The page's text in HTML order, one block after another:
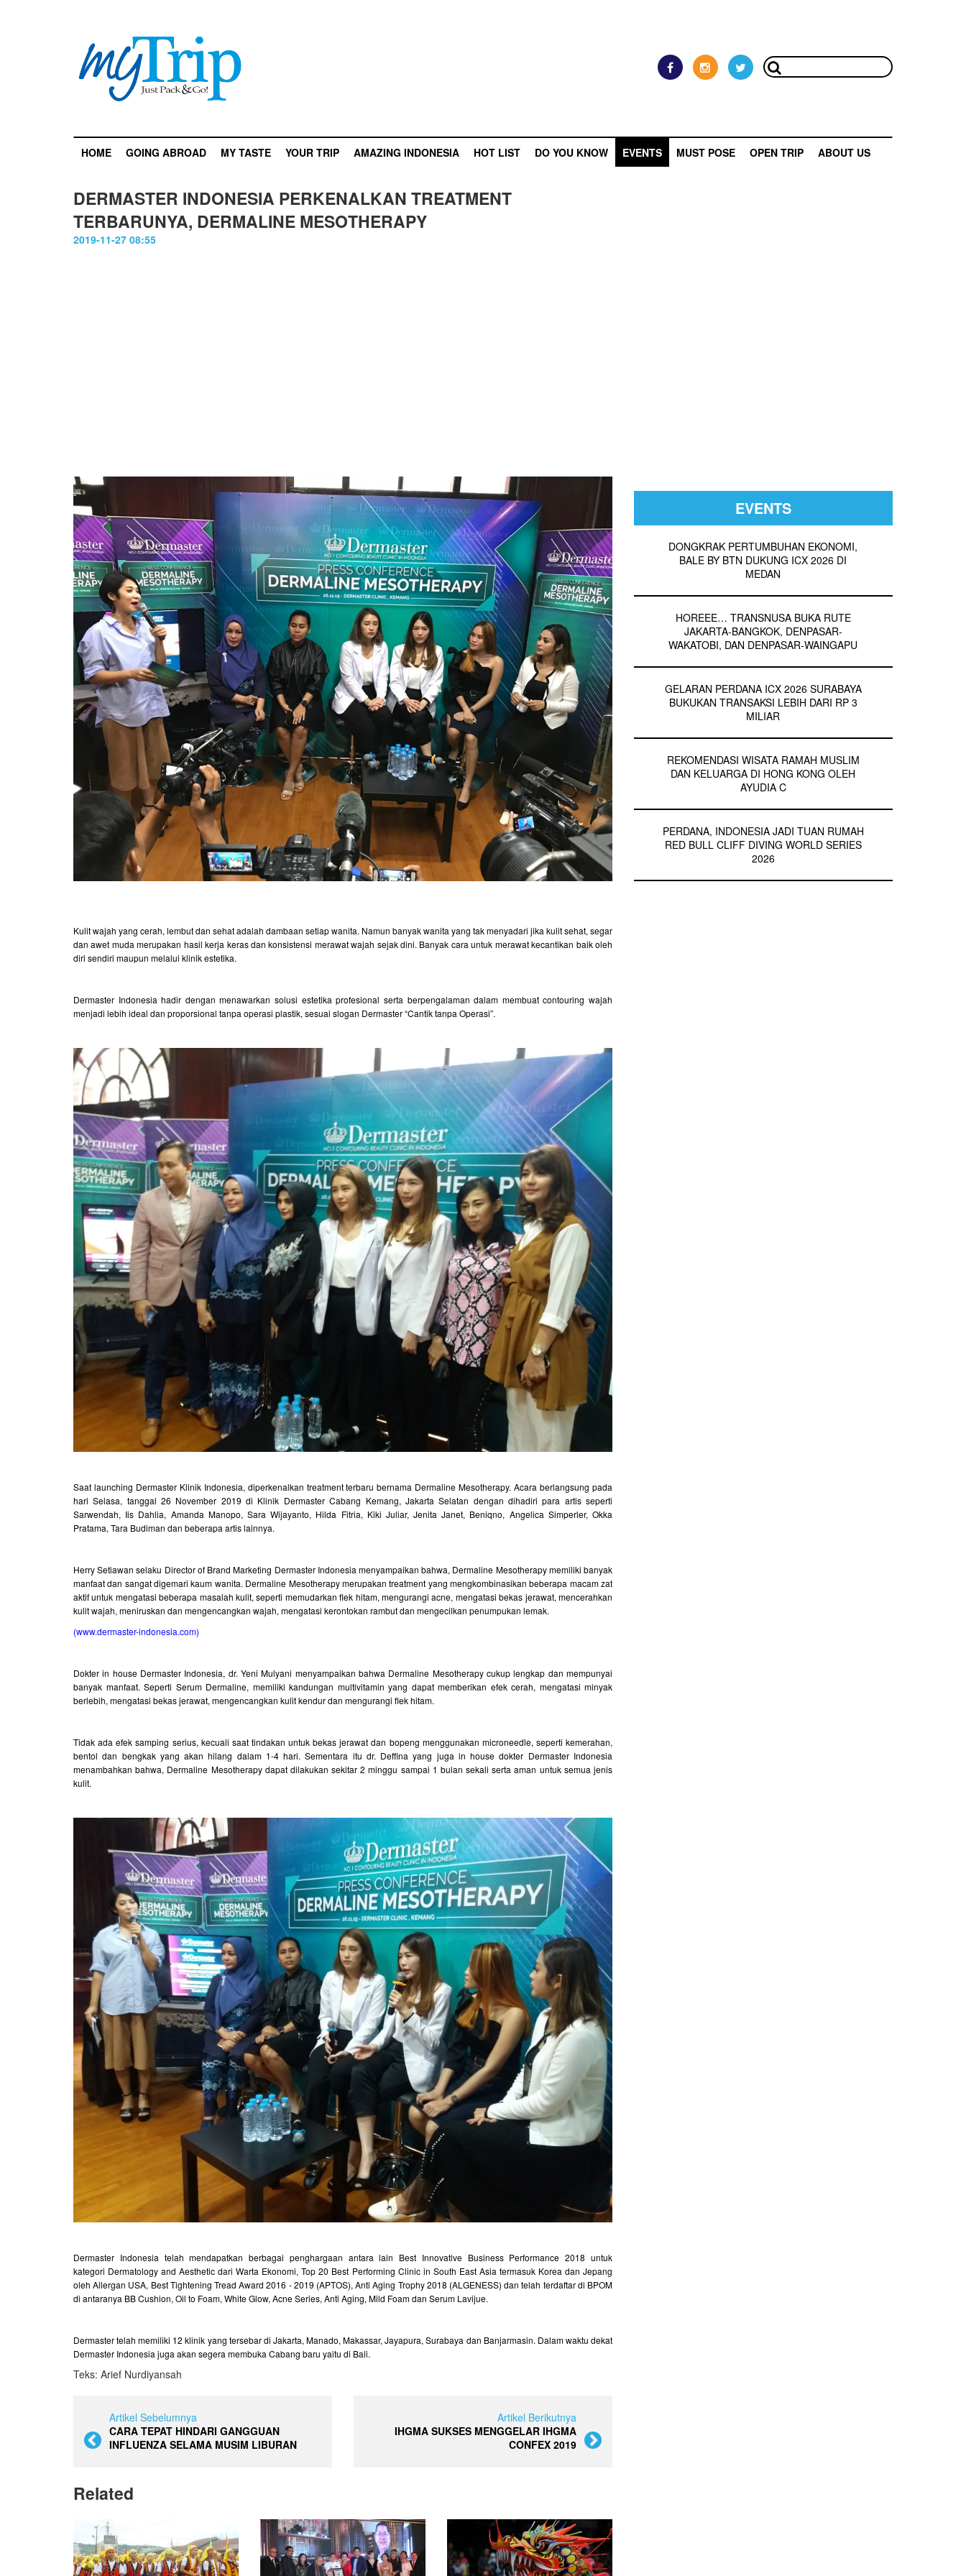
HOME GOING ABROAD MY TASTE YOUR TRIP AMAZING INDONESIA HOT LIST DO YOU KNOW EVENTS MUST POSE OPEN TRIP ABOUT US
DERMASTER INDONESIA PERKENALKAN TREATMENT
TERBARUNYA, DERMALINE MESOTHERAPY
2019-11-27 08:55
Kulit wajah yang cerah, lembut dan sehat adalah dambaan setiap wanita. Namun banyak wanita yang tak menyadari jika kulit sehat, segar
dan awet muda merupakan hasil kerja keras dan konsistensi merawat wajah sejak dini. Banyak cara untuk merawat kecantikan baik oleh
diri sendiri maupun melalui klinik estetika.
Dermaster Indonesia hadir dengan menawarkan solusi estetika profesional serta berpengalaman dalam membuat contouring wajah
menjadi lebih ideal dan proporsional tanpa operasi plastik, sesuai slogan Dermaster “Cantik tanpa Operasi”.
Saat launching Dermaster Klinik Indonesia, diperkenalkan treatment terbaru bernama Dermaline Mesotherapy. Acara berlangsung pada
hari Selasa, tanggal 26 November 2019 di Klinik Dermaster Cabang Kemang, Jakarta Selatan dengan dihadiri para artis seperti
Sarwendah, Iis Dahlia, Amanda Manopo, Sara Wijayanto, Hilda Fitria, Kiki Juliar, Jenita Janet, Beniqno, Angelica Simperler, Okka
Pratama, Tara Budiman dan beberapa artis lainnya.
Herry Setiawan selaku Director of Brand Marketing Dermaster Indonesia menyampaikan bahwa, Dermaline Mesotherapy memiliki banyak
manfaat dan sangat digemari kaum wanita. Dermaline Mesotherapy merupakan treatment yang mengkombinasikan beberapa macam zat
aktif untuk mengatasi beberapa masalah kulit, seperti memudarkan flek hitam, mengurangi acne, mengatasi bekas jerawat, mencerahkan
kulit wajah, meniruskan dan mengencangkan wajah, mengatasi kerontokan rambut dan mengecilkan penumpukan lemak.
(www.dermaster-indonesia.com)
Dokter in house Dermaster Indonesia, dr. Yeni Mulyani menyampaikan bahwa Dermaline Mesotherapy cukup lengkap dan mempunyai
banyak manfaat. Seperti Serum Dermaline, memiliki kandungan multivitamin yang dapat memberikan efek cerah, mengatasi minyak
berlebih, mengatasi bekas jerawat, mengencangkan kulit kendur dan mengurangi flek hitam.
Tidak ada efek samping serius, kecuali saat tindakan untuk bekas jerawat dan bopeng menggunakan microneedle, seperti kemerahan,
bentol dan bengkak yang akan hilang dalam 1-4 hari. Sementara itu dr. Deffina yang juga in house dokter Dermaster Indonesia
menambahkan bahwa, Dermaline Mesotherapy dapat dilakukan sekitar 2 minggu sampai 1 bulan sekali serta aman untuk semua jenis
kulit.
Dermaster Indonesia telah mendapatkan berbagai penghargaan antara lain Best Innovative Business Performance 2018 untuk
kategori Dermatology and Aesthetic dari Warta Ekonomi, Top 20 Best Performing Clinic in South East Asia termasuk Korea dan Jepang
oleh Allergan USA, Best Tightening Tread Award 2016 - 2019 (APTOS), Anti Aging Trophy 2018 (ALGENESS) dan telah terdaftar di BPOM
di antaranya BB Cushion, Oil to Foam, White Glow, Acne Series, Anti Aging, Mild Foam dan Serum Lavijue.
Dermaster telah memiliki 12 klinik yang tersebar di Jakarta, Manado, Makassar, Jayapura, Surabaya dan Banjarmasin. Dalam waktu dekat
Dermaster Indonesia juga akan segera membuka Cabang baru yaitu di Bali.
Teks: Arief Nurdiyansah
Artikel Sebelumnya
CARA TEPAT HINDARI GANGGUAN
INFLUENZA SELAMA MUSIM LIBURAN
Artikel Berikutnya
IHGMA SUKSES MENGGELAR IHGMA
CONFEX 2019
Related
EVENTS
DONGKRAK PERTUMBUHAN EKONOMI,
BALE BY BTN DUKUNG ICX 2026 DI
MEDAN
HOREEE… TRANSNUSA BUKA RUTE
JAKARTA-BANGKOK, DENPASAR-
WAKATOBI, DAN DENPASAR-WAINGAPU
GELARAN PERDANA ICX 2026 SURABAYA
BUKUKAN TRANSAKSI LEBIH DARI RP 3
MILIAR
REKOMENDASI WISATA RAMAH MUSLIM
DAN KELUARGA DI HONG KONG OLEH
AYUDIA C
PERDANA, INDONESIA JADI TUAN RUMAH
RED BULL CLIFF DIVING WORLD SERIES
2026